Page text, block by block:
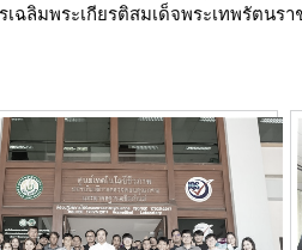
เฉลิมพระเกียรติสมเด็จพระเทพรัตนร